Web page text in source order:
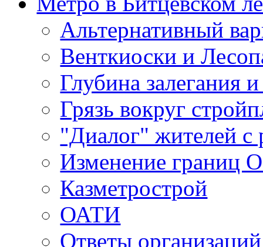
Альтернативный
Венткиоски и
Глубина залегания
Грязь вокруг
"Диалог" жителей с
Изменение границ
Казметрострой
ОАТИ
Ответы организаций